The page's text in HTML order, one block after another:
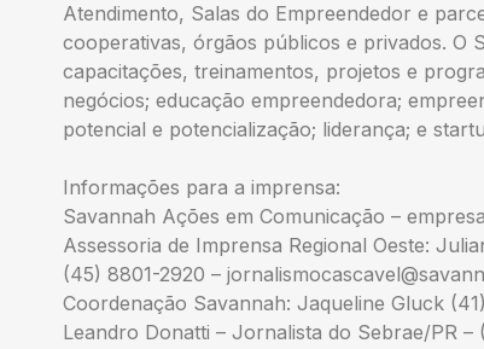
Atendimento, Salas do Empreendedor e
cooperativas, órgãos públicos e privados. O
capacitações, treinamentos, projetos e
negócios; educação empreendedora;
potencial e potencialização; liderança; e
Informações para a imprensa:
Savannah Ações em Comunicação –
Assessoria de Imprensa Regional Oeste:
(45) 8801-2920 –
Coordenação Savannah: Jaqueline Gluck
Leandro Donatti – Jornalista do Sebrae/PR